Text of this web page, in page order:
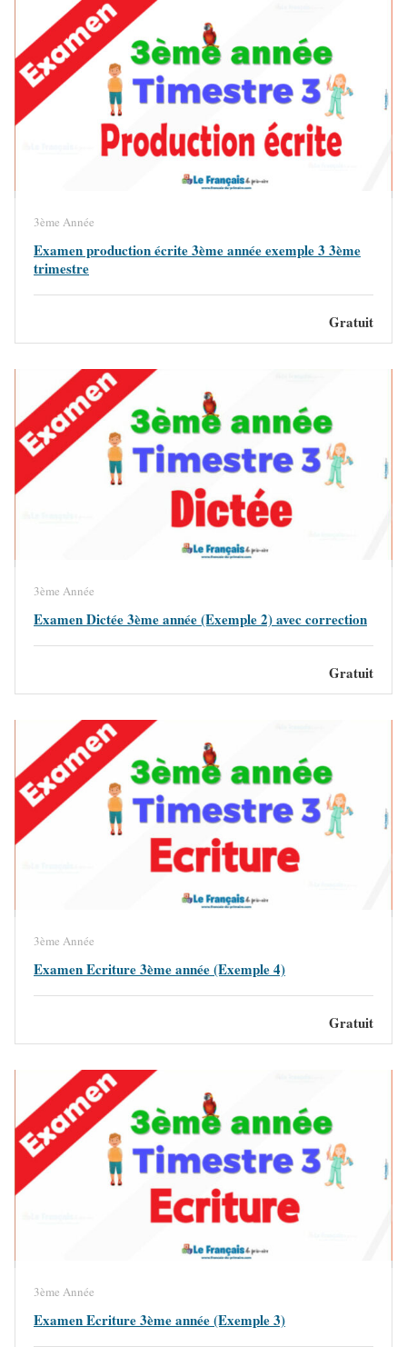
3ème Année
Examen production écrite 3ème année exemple 3 3ème
trimestre
Gratuit
3ème Année
Examen Dictée 3ème année (Exemple 2) avec correction
Gratuit
3ème Année
Examen Ecriture 3ème année (Exemple 4)
Gratuit
3ème Année
Examen Ecriture 3ème année (Exemple 3)